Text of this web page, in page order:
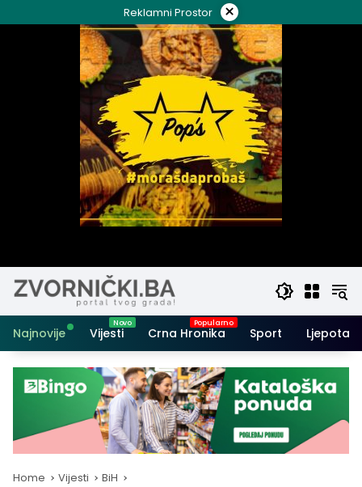
to
Reklamni Prostor ×
Najnovije Vijesti Crna Hronika Sport Ljepota i
Home Vijesti BiH